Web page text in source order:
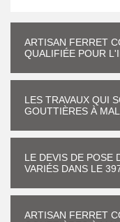
ARTISAN FERRET
QUALIFIÉE POUR
LES TRAVAUX QUI
GOUTTIÈRES À
LE DEVIS DE POSE
VARIÉS DANS LE
ARTISAN FERRET